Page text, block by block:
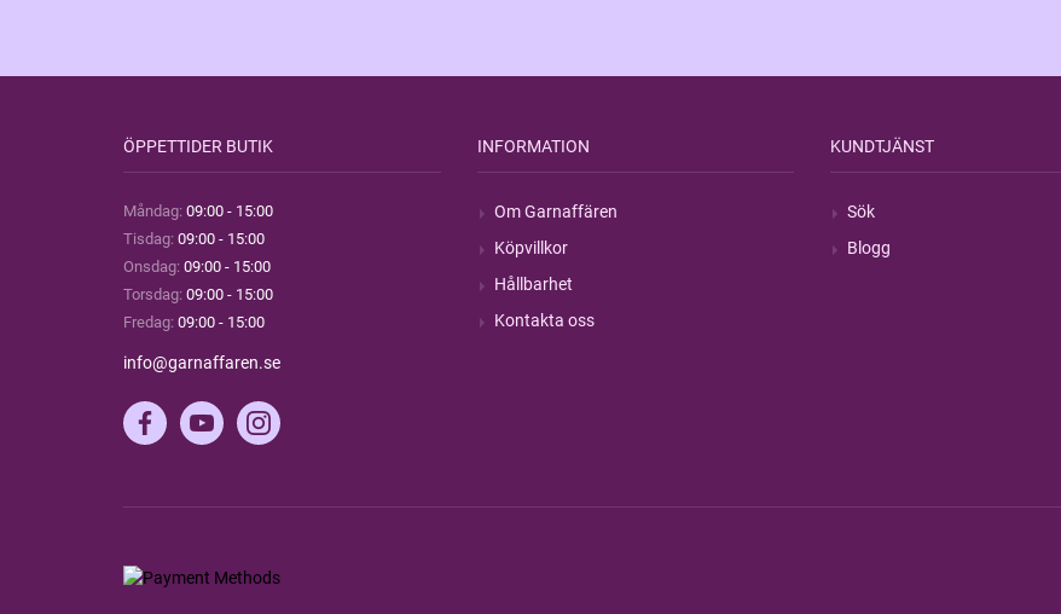
ÖPPETTIDER BUTIK
Måndag: 09:00 - 15:00
Tisdag: 09:00 - 15:00
Onsdag: 09:00 - 15:00
Torsdag: 09:00 - 15:00
Fredag: 09:00 - 15:00
info@garnaffaren.se
INFORMATION
Om Garnaffären
Köpvillkor
Hållbarhet
Kontakta oss
KUNDTJÄNST
Sök
Blogg